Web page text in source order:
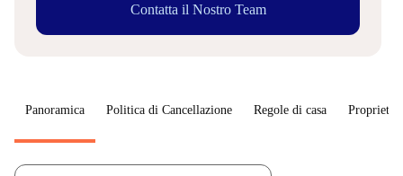
Contatta il Nostro Team
Panoramica Politica di Cancellazione Regole di casa